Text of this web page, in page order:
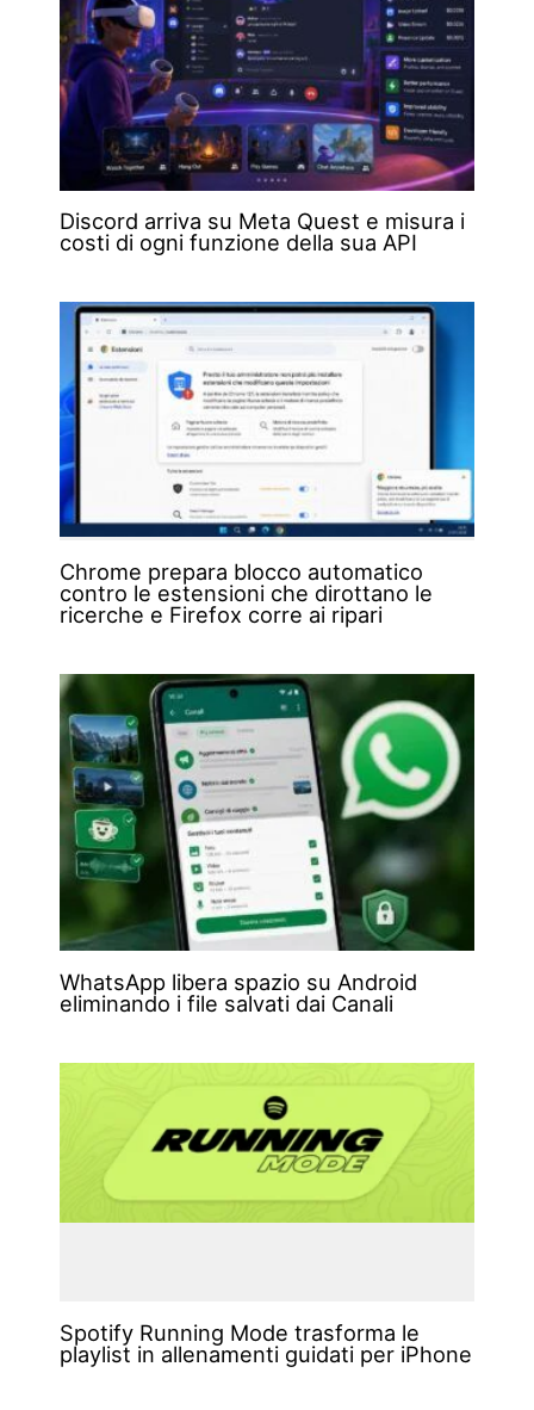
Discord arriva su Meta Quest e misura i
costi di ogni funzione della sua API
Chrome prepara blocco automatico
contro le estensioni che dirottano le
ricerche e Firefox corre ai ripari
WhatsApp libera spazio su Android
eliminando i file salvati dai Canali
Spotify Running Mode trasforma le
playlist in allenamenti guidati per iPhone